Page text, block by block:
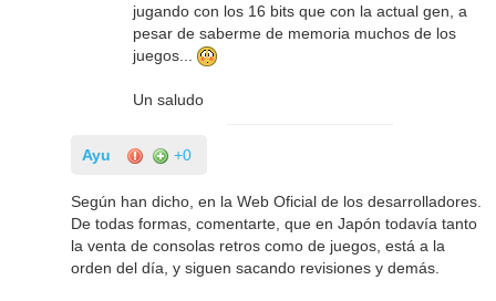
jugando con los 16 bits que con la actual gen, a
pesar de saberme de memoria muchos de los
juegos...
Un saludo
Ayu +0
Según han dicho, en la Web Oficial de los desarrolladores.
De todas formas, comentarte, que en Japón todavía tanto
la venta de consolas retros como de juegos, está a la
orden del día, y siguen sacando revisiones y demás.